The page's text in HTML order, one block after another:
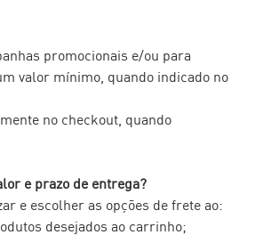
promocionais e/ou para
valor mínimo, quando indicado no
no checkout, quando
e prazo de entrega?
e escolher as opções de frete ao:
desejados ao carrinho;